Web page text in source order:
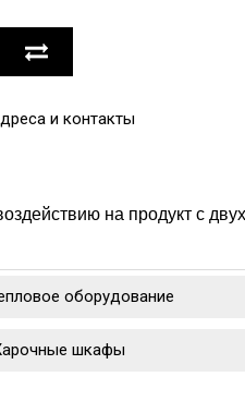
и контакты
на продукт с
оборудование
шкафы